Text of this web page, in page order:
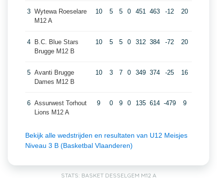
3 Wytewa Roeselare
M12 A
10 5 5 0 451 463 -12 20
4
B.C. Blue Stars
Brugge M12 B
10 5 5 0 312 384 -72 20
5 Avanti Brugge
Dames M12 B
10 3 7 0 349 374 -25 16
6 Assurwest Torhout
Lions M12 A
9 0 9 0 135 614 -479 9
Bekijk alle wedstrijden en resultaten van U12 Meisjes
Niveau 3 B (Basketbal Vlaanderen)
STATS: BASKET DESSELGEM M12 A